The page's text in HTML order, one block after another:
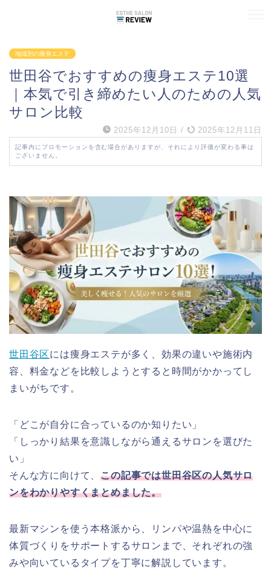
地域別の痩身エステ
世田谷でおすすめの痩身エステ10選
｜本気で引き締めたい人のための人気
サロン比較
2025年12月10日 / 2025年12月11日
記事内にプロモーションを含む場合がありますが、それにより評価が変わる事は
ございません。
世田谷区には痩身エステが多く、効果の違いや施術内
容、料金などを比較しようとすると時間がかかってし
まいがちです。
「どこが自分に合っているのか知りたい」
「しっかり結果を意識しながら通えるサロンを選びた
い」
そんな方に向けて、この記事では世田谷区の人気サロ
ンをわかりやすくまとめました。
最新マシンを使う本格派から、リンパや温熱を中心に
体質づくりをサポートするサロンまで、それぞれの強
みや向いているタイプを丁寧に解説しています。